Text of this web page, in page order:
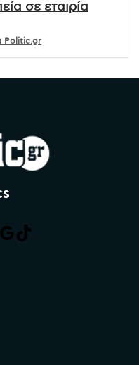
σε εταιρία
Politic.gr
Google
TikTok